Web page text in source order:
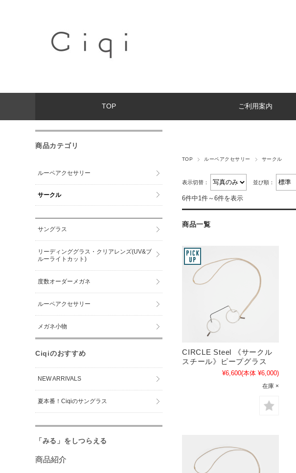
TOP ご利用案内
TOP ルーペアクセサリー サークル
表示切替： 並び順：
6件中1件～6件を表示
商品一覧
CIRCLE Steel 《サークル
スチール》ピープグラス
¥6,600(本体 ¥6,000)
在庫 ×
商品カテゴリ
ルーペアクセサリー
サークル
サングラス
リーディンググラス・クリアレンズ(UV&ブ
ルーライトカット)
度数オーダーメガネ
ルーペアクセサリー
メガネ小物
Ciqiのおすすめ
NEW ARRIVALS
夏本番！Ciqiのサングラス
「みる」をしつらえる
商品紹介